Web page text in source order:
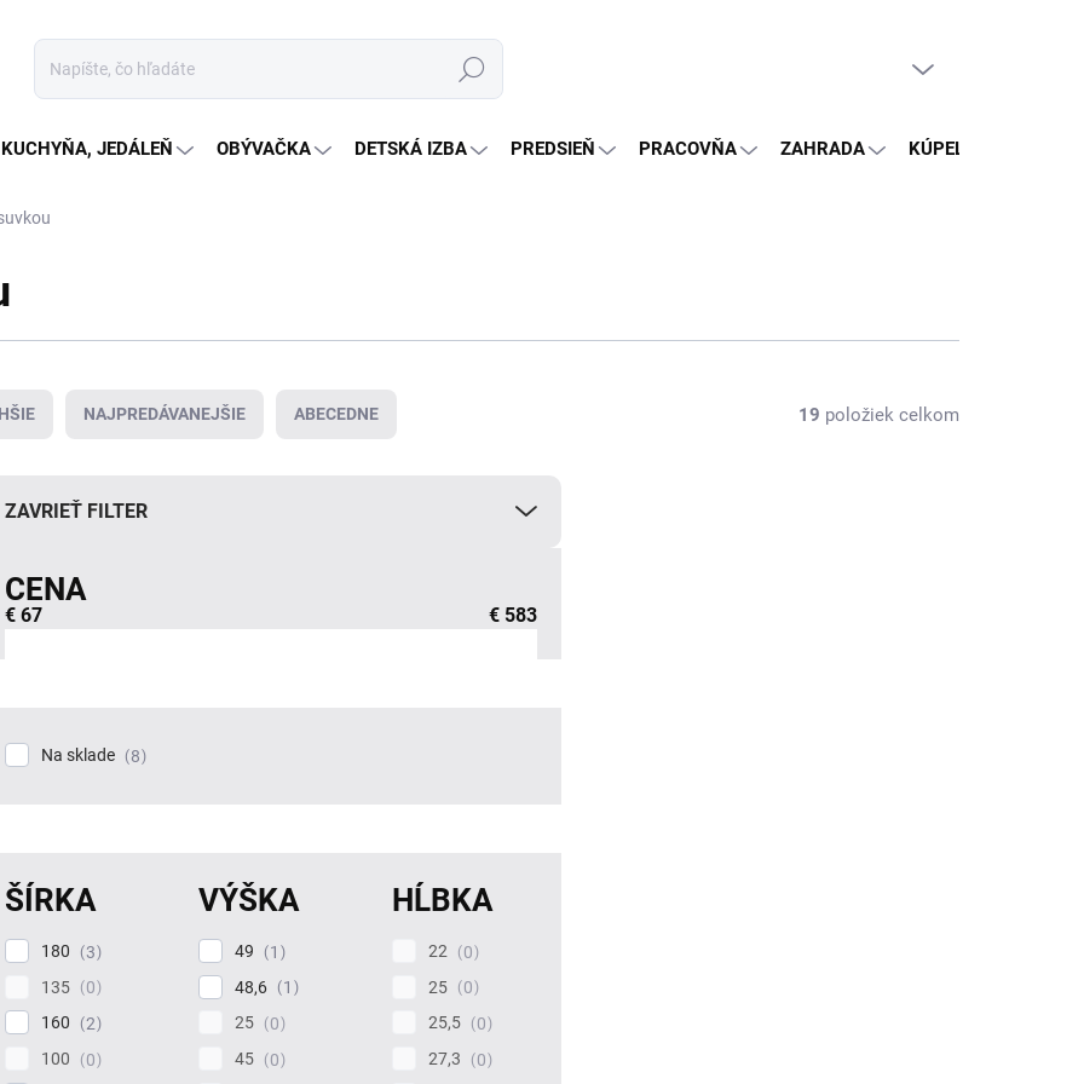
Hľadať
KUCHYŇA, JEDÁLEŇ OBÝVAČKA DETSKÁ IZBA PREDSIEŇ PRACOVŇA ZAHRADA KÚPEĽŇA
NAJPREDÁVANEJŠIE ABECEDNE 19 položiek celkom
ZAVRIEŤ FILTER
CENA
€ 67 € 583
Na sklade 8
ŠÍRKA
180
3
135
0
160
2
100
0
VÝŠKA
49
1
48,6
1
25
0
45
0
HĹBKA
22
0
25
0
25,5
0
27,3
0